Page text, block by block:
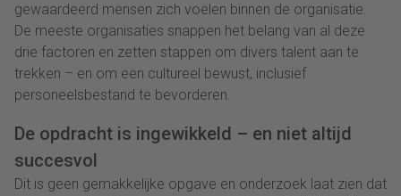
gewaardeerd mensen zich voelen binnen de organisatie.
De meeste organisaties snappen het belang van al deze
drie factoren en zetten stappen om divers talent aan te
trekken – en om een cultureel bewust, inclusief
personeelsbestand te bevorderen.
De opdracht is ingewikkeld – en niet altijd
succesvol
Dit is geen gemakkelijke opgave en onderzoek laat zien dat